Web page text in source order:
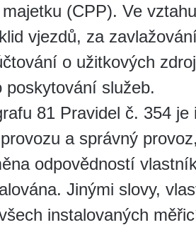
(CPP). Ve
vjezdů, za
o užitkových
poskytování služeb.
81 Pravidel č. 354
a správný
odpovědností
Jinými slovy,
instalovaných